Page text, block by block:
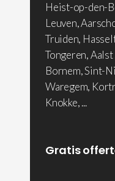
Heist-op-den-
Leuven,
Truiden,
Tongeren,
Bornem, Sint-
Waregem,
Knokke, ...
Gratis